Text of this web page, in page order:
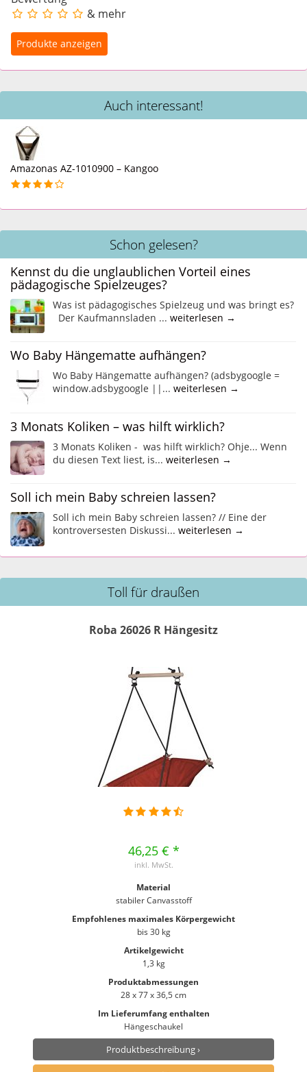
& mehr
Auch interessant!
Amazonas AZ-1010900 – Kangoo
Schon gelesen?
Kennst du die unglaublichen Vorteil eines
pädagogische Spielzeuges?
Was ist pädagogisches Spielzeug und was bringt es?
Der Kaufmannsladen ... weiterlesen →
Wo Baby Hängematte aufhängen?
Wo Baby Hängematte aufhängen? (adsbygoogle =
window.adsbygoogle ||... weiterlesen →
3 Monats Koliken – was hilft wirklich?
3 Monats Koliken - was hilft wirklich? Ohje... Wenn
du diesen Text liest, is... weiterlesen →
Soll ich mein Baby schreien lassen?
Soll ich mein Baby schreien lassen? // Eine der
kontroversesten Diskussi... weiterlesen →
Toll für draußen
Roba 26026 R Hängesitz
46,25 € *
inkl. MwSt.
Material
stabiler Canvasstoff
Empfohlenes maximales Körpergewicht
bis 30 kg
Artikelgewicht
1,3 kg
Produktabmessungen
28 x 77 x 36,5 cm
Im Lieferumfang enthalten
Hängeschaukel
Produktbeschreibung ›